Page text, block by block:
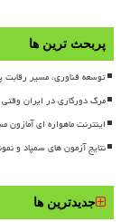
پربحث ترین ها
توسعه فناوری، مسیر
مرگ دورکاری در ایران وقتی
اینترنت ماهواره ای
نتایج آزمون های سمپاد و
جدیدترین ها